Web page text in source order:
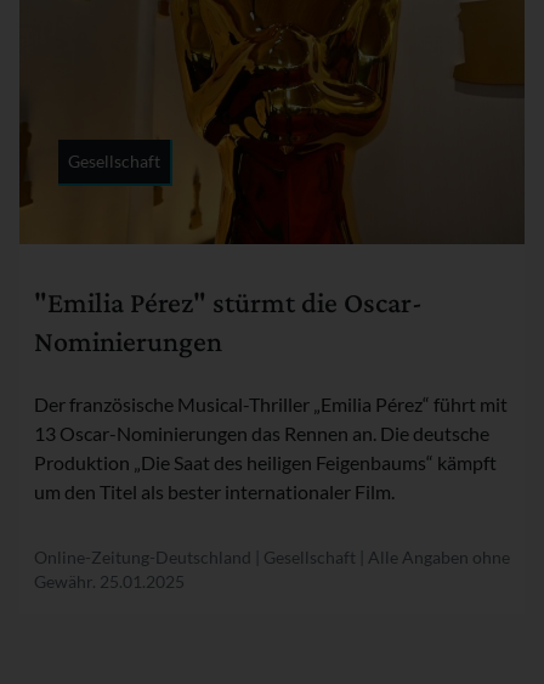
"Emilia Pérez" stürmt die Oscar-
Nominierungen
Der französische Musical-Thriller „Emilia Pérez“ führt mit
13 Oscar-Nominierungen das Rennen an. Die deutsche
Produktion „Die Saat des heiligen Feigenbaums“ kämpft
um den Titel als bester internationaler Film.
Gesellschaft
Online-Zeitung-Deutschland | Gesellschaft | Alle Angaben ohne
Gewähr. 25.01.2025